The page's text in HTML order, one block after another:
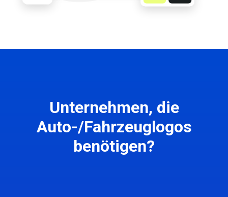
Unternehmen, die
Auto-/Fahrzeuglogos
benötigen?